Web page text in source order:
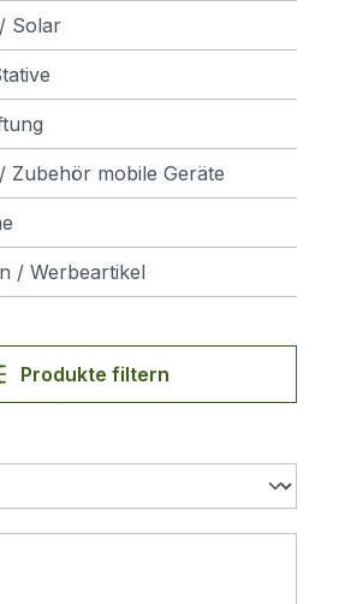
Solar
Zubehör mobile Geräte
/ Werbeartikel
Produkte filtern